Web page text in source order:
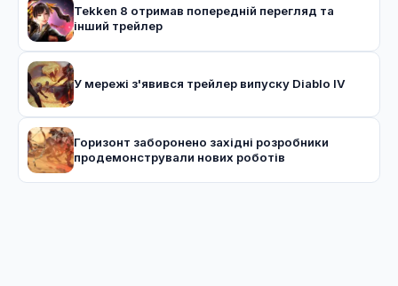
Tekken 8 отримав попередній перегляд та
інший трейлер
У мережі з'явився трейлер випуску Diablo IV
Горизонт заборонено західні розробники
продемонстрували нових роботів